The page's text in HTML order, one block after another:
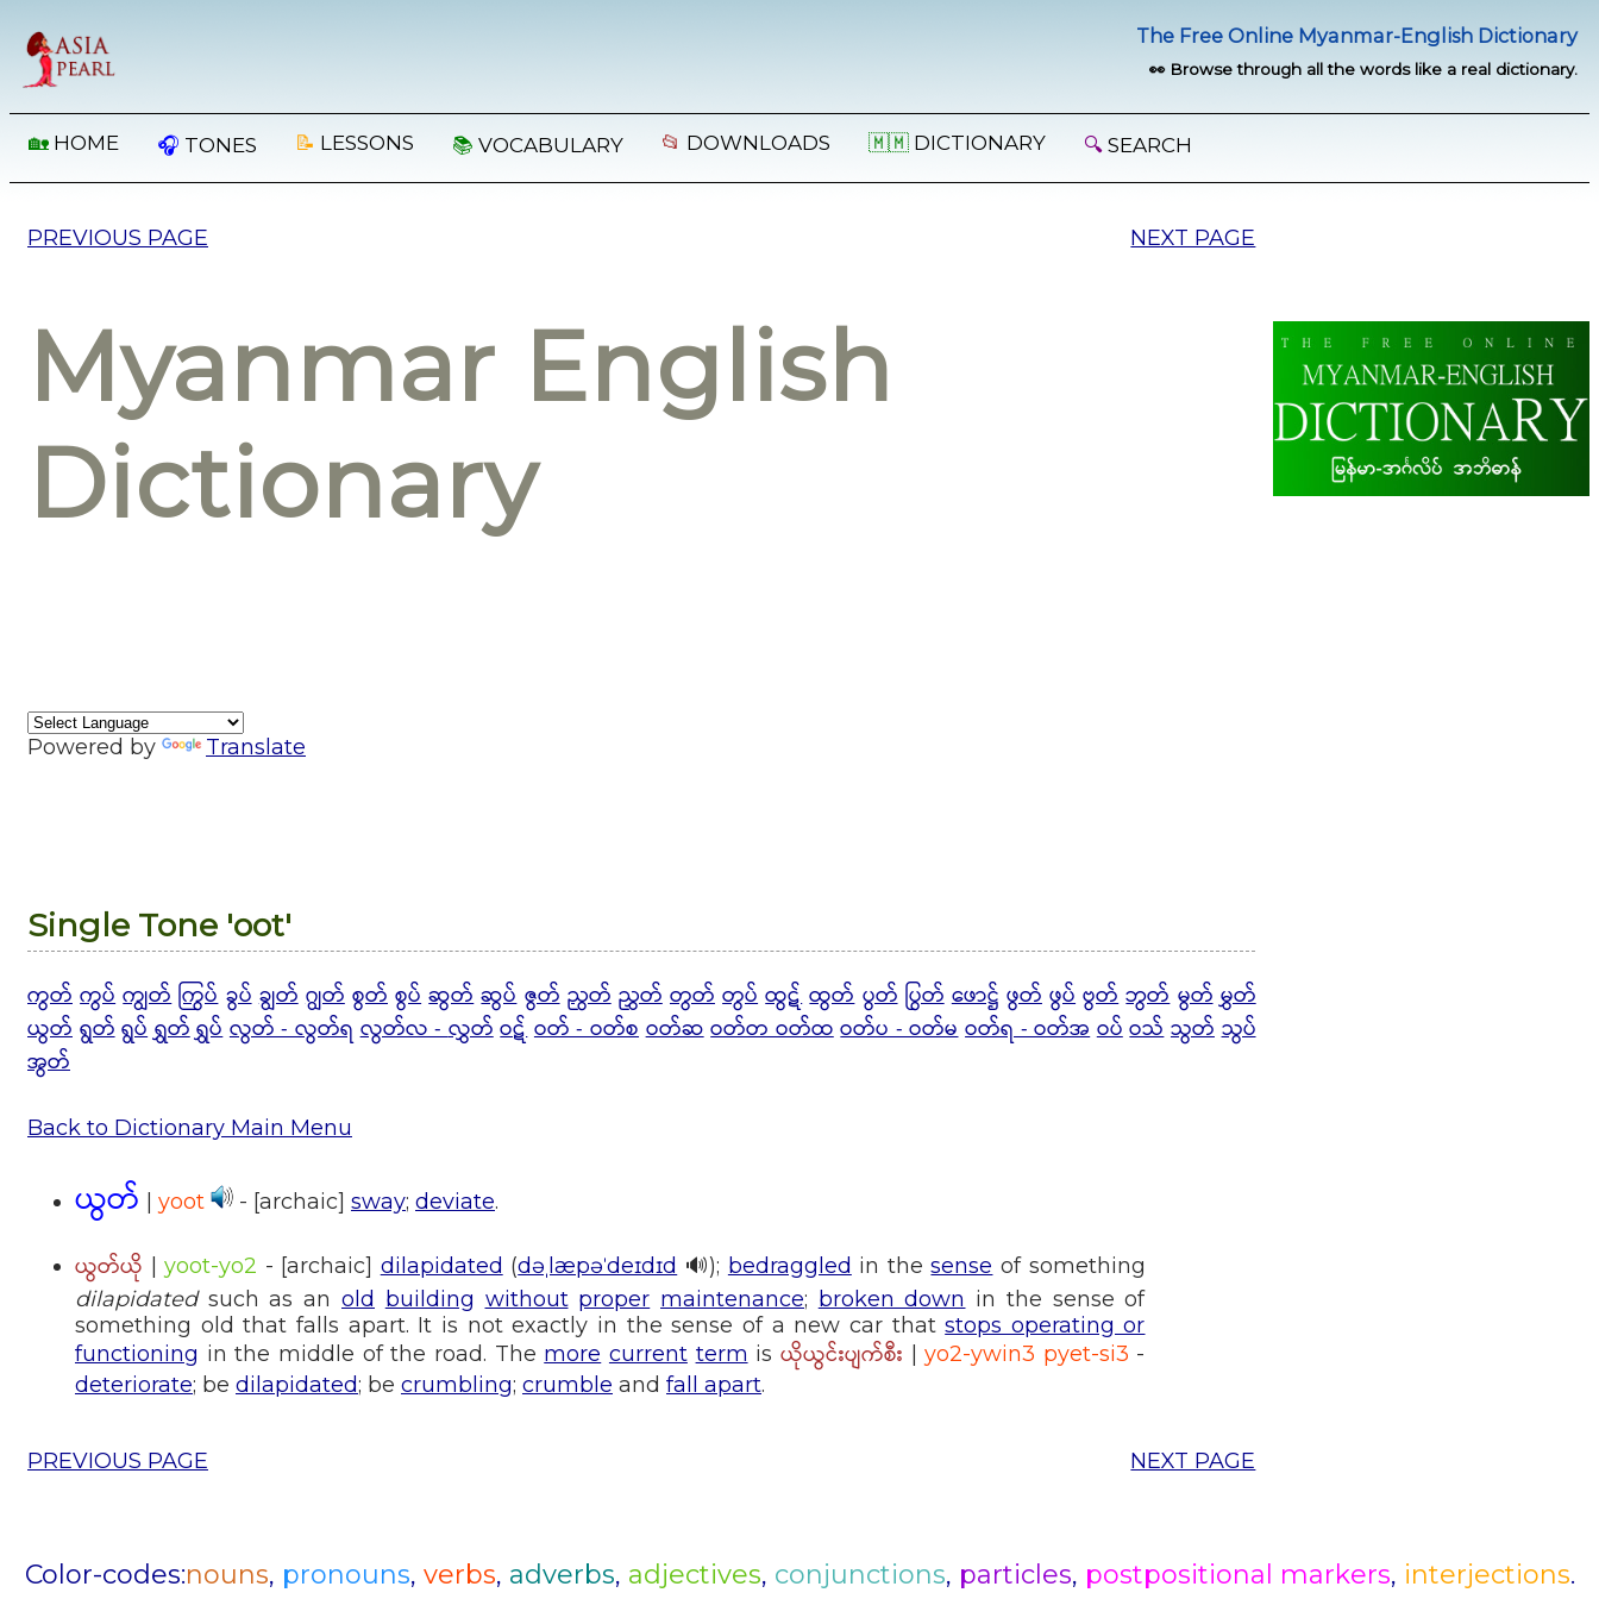
The Free Online Myanmar-English Dictionary
👀 Browse through all the words like a real dictionary.
🏡 HOME 🎧 TONES 📝 LESSONS 📚 VOCABULARY 📂 DOWNLOADS 🇲🇲 DICTIONARY 🔍 SEARCH
PREVIOUS PAGE NEXT PAGE
Myanmar English
Dictionary
Powered by Translate
Single Tone 'oot'
ကွတ် ကွပ် ကျွတ် ကြွပ် ခွပ် ချွတ် ဂျွတ် စွတ် စွပ် ဆွတ် ဆွပ် ဇွတ် ညွတ် ညွှတ် တွတ် တွပ် ထွဋ် ထွတ် ပွတ် ပြွတ် ဖောဋ္ဌ် ဖွတ် ဖွပ် ဗွတ် ဘွတ် မွတ် မွှတ်
ယွတ် ရွတ်ရွပ် ရွှတ်ရွှပ်လွတ် - လွတ်ရ လွတ်လ -လွှတ်ဝဋ် ဝတ် - ဝတ်စ ဝတ်ဆဝတ်တ ဝတ်ထဝတ်ပ - ဝတ်မဝတ်ရ - ဝတ်အဝပ်ဝသ် သွတ်သွပ်
အွတ်
Back to Dictionary Main Menu
ယွတ် | yoot - [archaic] sway; deviate.
ယွတ်ယို |yoot-yo2 - [archaic] dilapidated (dəˌlæpəˈdeɪdɪd 🔊); bedraggled in thesense of something
dilapidatedsuch as an old building without proper maintenance; broken down in the sense of
something old that falls apart. It is not exactly in the sense of a new car thatstops operating or
functioning in the middle of the road. The more current term is ယိုယွင်းပျက်စီး |yo2-ywin3 pyet-si3 -
deteriorate; be dilapidated; be crumbling; crumble and fall apart.
PREVIOUS PAGE NEXT PAGE
Color-codes:nouns, pronouns, verbs, adverbs, adjectives, conjunctions, particles, postpositional markers, interjections.